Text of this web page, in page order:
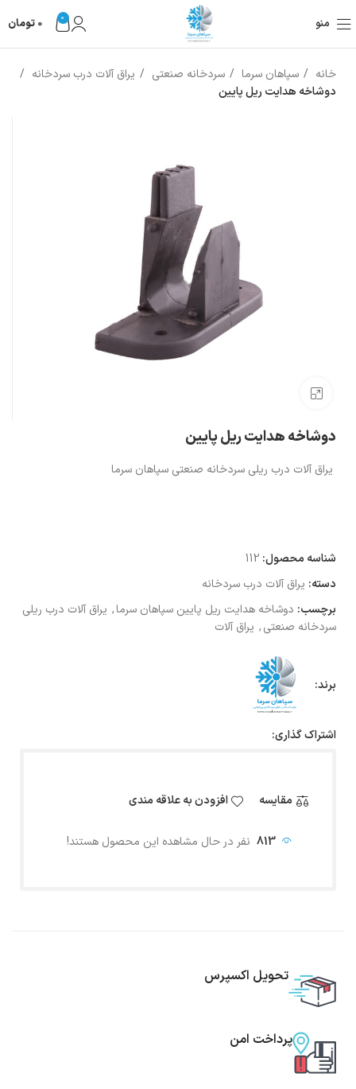
منو 0
0 تومان
خانه سپاهان سرما سردخانه صنعتی
یراق آلات درب سردخانه
دوشاخه هدایت ریل پایین
دوشاخه هدایت ریل پایین
يراق آلات درب ريلی سردخانه صنعتی سپاهان سرما
شناسه محصول: 112
دسته: یراق آلات درب سردخانه
برچسب: دوشاخه هدایت ریل پایین سپاهان سرما, يراق آلات درب ريلي
سردخانه صنعتي, یراق آلات
برند:
اشتراک گذاری:
مقایسه افزودن به علاقه مندی
813 نفر در حال مشاهده این محصول هستند!
تحویل اکسپرس
پرداخت امن